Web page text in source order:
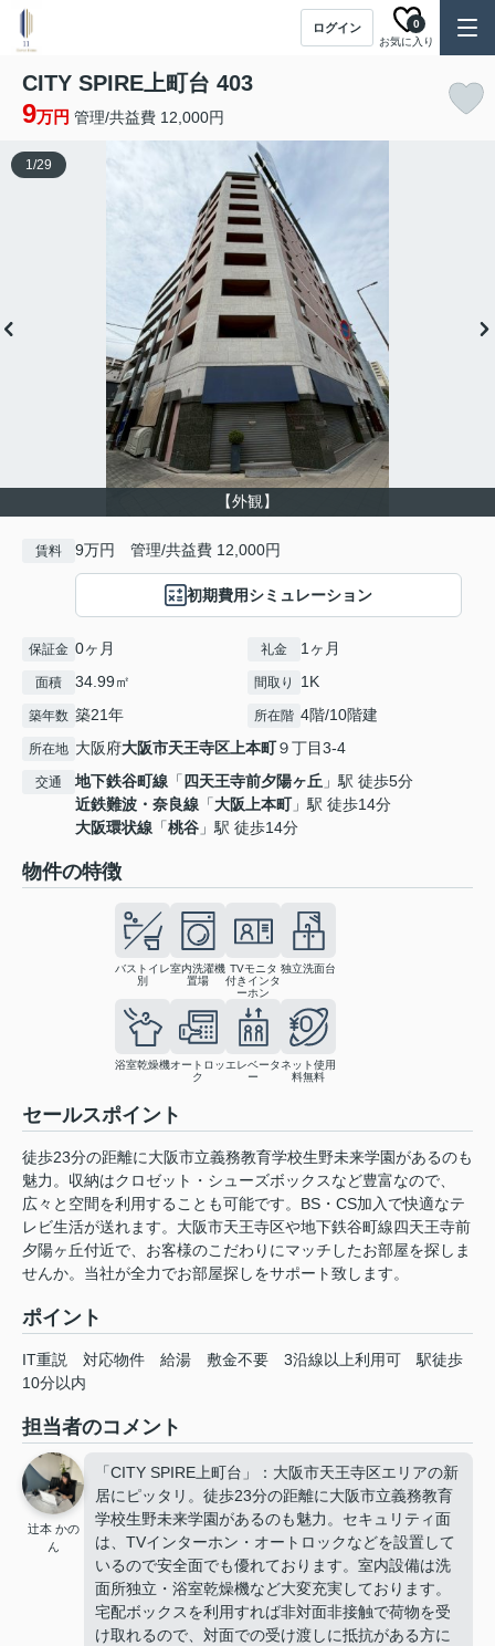
ログイン
お気に入り
0
CITY SPIRE上町台 403
9万円 管理/共益費 12,000円
【外観】
1/29
賃料 9万円 管理/共益費 12,000円
初期費用シミュレーション
保証金 0ヶ月 礼金 1ヶ月
面積 34.99㎡ 間取り 1K
築年数 築21年 所在階 4階/10階建
所在地 大阪府大阪市天王寺区上本町９丁目3-4
交通 地下鉄谷町線 「 四天王寺前夕陽ヶ丘 」駅 徒歩5分
近鉄難波・奈良線 「大阪上本町」駅 徒歩14分
大阪環状線 「桃谷 」駅 徒歩14分
物件の特徴
バストイレ
別
室内洗濯機
置場
TVモニタ
付きインタ
ーホン
独立洗面台
浴室乾燥機オートロッ
ク
エレベータ
ー
ネット使用
料無料
セールスポイント
徒歩23分の距離に大阪市立義務教育学校生野未来学園があるのも
魅力。収納はクロゼット・シューズボックスなど豊富なので、
広々と空間を利用することも可能です。BS・CS加入で快適なテ
レビ生活が送れます。大阪市天王寺区や地下鉄谷町線四天王寺前
夕陽ヶ丘付近で、お客様のこだわりにマッチしたお部屋を探しま
せんか。当社が全力でお部屋探しをサポート致します。
ポイント
IT重説 対応物件 給湯 敷金不要 3沿線以上利用可
駅徒歩
10分以内
担当者のコメント
辻本 かの
ん
「CITY SPIRE上町台」：大阪市天王寺区エリアの新
居にピッタリ。徒歩23分の距離に大阪市立義務教育
学校生野未来学園があるのも魅力。セキュリティ面
は、TVインターホン・オートロックなどを設置して
いるので安全面でも優れております。室内設備は洗
面所独立・浴室乾燥機など大変充実しております。
宅配ボックスを利用すれば非対面非接触で荷物を受
け取れるので、対面での受け渡しに抵抗がある方に